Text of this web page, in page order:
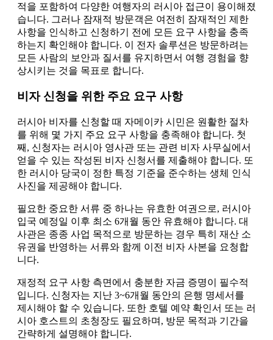
적을 포함하여 다양한 여행자의 러시아 접근이 용이해졌
습니다. 그러나 잠재적 방문객은 여전히 잠재적인 제한
사항을 인식하고 신청하기 전에 모든 요구 사항을 충족
하는지 확인해야 합니다. 이 전자 솔루션은 방문하려는
모든 사람의 보안과 질서를 유지하면서 여행 경험을 향
상시키는 것을 목표로 합니다.
비자 신청을 위한 주요 요구 사항
러시아 비자를 신청할 때 자메이카 시민은 원활한 절차
를 위해 몇 가지 주요 요구 사항을 충족해야 합니다. 첫
째, 신청자는 러시아 영사관 또는 관련 비자 사무실에서
얻을 수 있는 작성된 비자 신청서를 제출해야 합니다. 또
한 러시아 당국이 정한 특정 기준을 준수하는 생체 인식
사진을 제공해야 합니다.
필요한 중요한 서류 중 하나는 유효한 여권으로, 러시아
입국 예정일 이후 최소 6개월 동안 유효해야 합니다. 대
사관은 종종 사업 목적으로 방문하는 경우 특히 재산 소
유권을 반영하는 서류와 함께 이전 비자 사본을 요청합
니다.
재정적 요구 사항 측면에서 충분한 자금 증명이 필수적
입니다. 신청자는 지난 3~6개월 동안의 은행 명세서를
제시해야 할 수 있습니다. 또한 호텔 예약 확인서 또는 러
시아 호스트의 초청장도 필요하며, 방문 목적과 기간을
간략하게 설명해야 합니다.